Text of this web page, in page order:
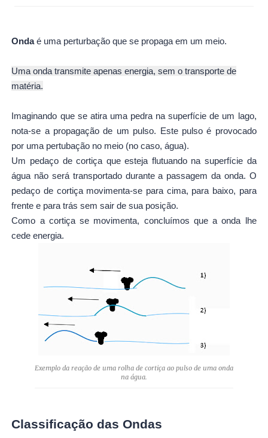
Ondaé uma perturbação que se propaga em um meio.
Uma onda transmite apenas energia, sem o transporte de
matéria.
Imaginando que se atira uma pedra na superfície de um lago,
nota-se a propagação de um pulso. Este pulso é provocado
por uma pertubação no meio (no caso, água).
Um pedaço de cortiça que esteja flutuando na superfície da
água não será transportado durante a passagem da onda. O
pedaço de cortiça movimenta-se para cima, para baixo, para
frente e para trás sem sair de sua posição.
Como a cortiça se movimenta, concluímos que a onda lhe
cede energia.
Exemplo da reação de uma rolha de cortiça ao pulso de uma onda
na água.
Classificação das Ondas